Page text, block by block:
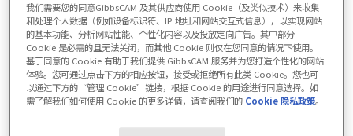
2.准确度很重要
一个不准确的报价会使制造者失去他们辛苦
赚来的钱。选择一个能提供快速、准确报价
我们需要您的同意GibbsCAM 及其供应商使用 Cookie（及类似技术）来收集
和处理个人数据（例如设备标识符、IP 地址和网站交互式信息），以实现网站
的基本功能、分析网站性能、个性化内容以及投放定向广告。其中部分
Cookie 是必需的且无法关闭，而其他 Cookie 则仅在您同意的情况下使用。
基于同意的 Cookie 有助于我们提供 GibbsCAM 服务并为您打造个性化的网站
体验。您可通过点击下方的相应按钮，接受或拒绝所有此类 Cookie。您也可
以通过下方的“管理 Cookie”链接，根据 Cookie 的用途进行同意选择。如
需了解我们如何使用 Cookie 的更多详情，请查阅我们的 Cookie 隐私政策。